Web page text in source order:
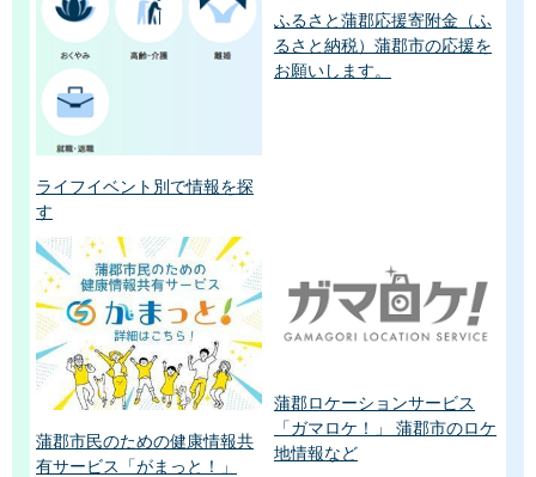
ライフイベント別で情報を探
す
ふるさと蒲郡応援寄附金（ふ
るさと納税）蒲郡市の応援を
お願いします。
蒲郡市民のための健康情報共
有サービス「がまっと！」
蒲郡ロケーションサービス
「ガマロケ！」 蒲郡市のロケ
地情報など